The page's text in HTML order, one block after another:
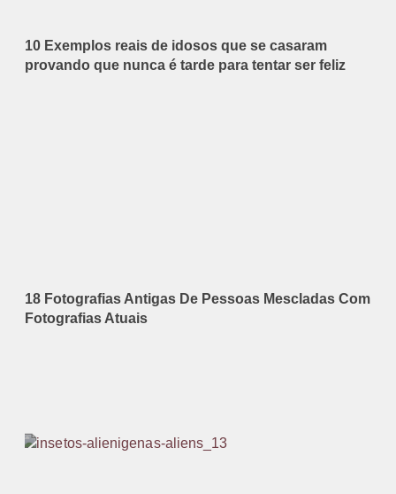
10 Exemplos reais de idosos que se casaram
provando que nunca é tarde para tentar ser feliz
18 Fotografias Antigas De Pessoas Mescladas Com
Fotografias Atuais